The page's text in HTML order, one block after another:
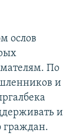
ослов
По
и
и
граждан.